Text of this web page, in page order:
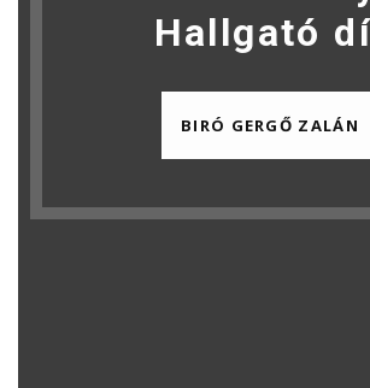
Hallgató
BIRÓ GERGŐ ZALÁN